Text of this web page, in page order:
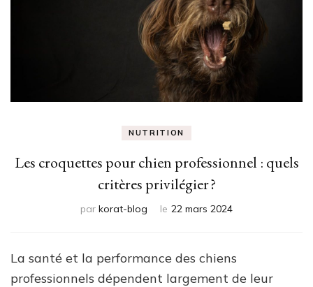
NUTRITION
Les croquettes pour chien professionnel : quels
critères privilégier ?
par korat-blog le 22 mars 2024
La santé et la performance des chiens
professionnels dépendent largement de leur